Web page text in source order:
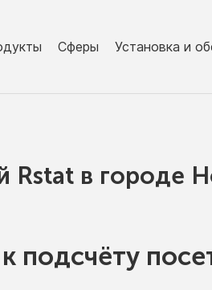
Сферы Установка и
Rstat в городe
подсчёту